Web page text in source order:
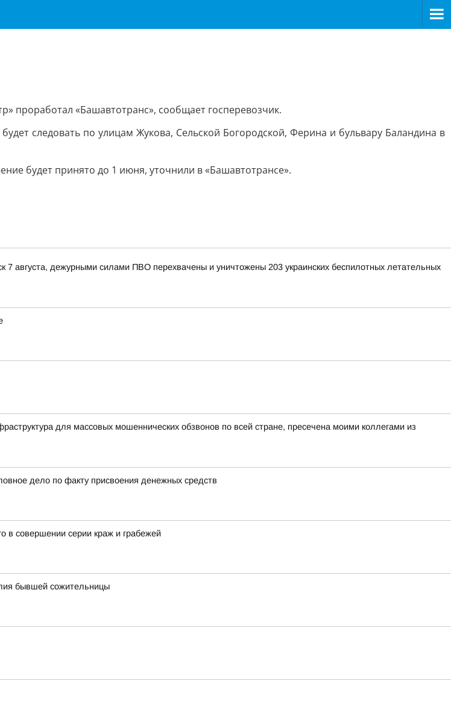
проработал «Башавтотранс», сообщает госперевозчик.
следовать по улицам Жукова, Сельской Богородской, Ферина и бульвару Баландина в
будет принято до 1 июня, уточнили в «Башавтотрансе».
августа, дежурными силами ПВО перехвачены и уничтожены 203 украинских беспилотных летательных
для массовых мошеннических обзвонов по всей стране, пресечена моими коллегами из
дело по факту присвоения денежных средств
в совершении серии краж и грабежей
бывшей сожительницы